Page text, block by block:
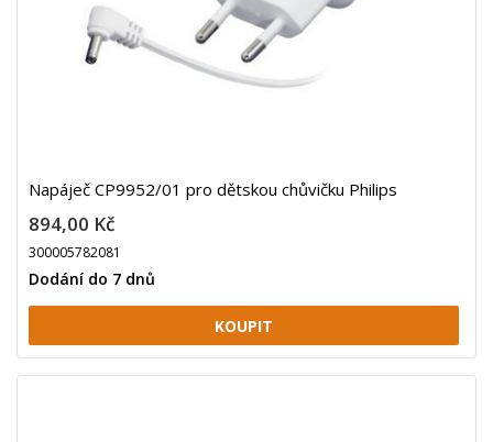
Napáječ CP9952/01 pro dětskou chůvičku Philips
894,00 Kč
300005782081
Dodání do 7 dnů